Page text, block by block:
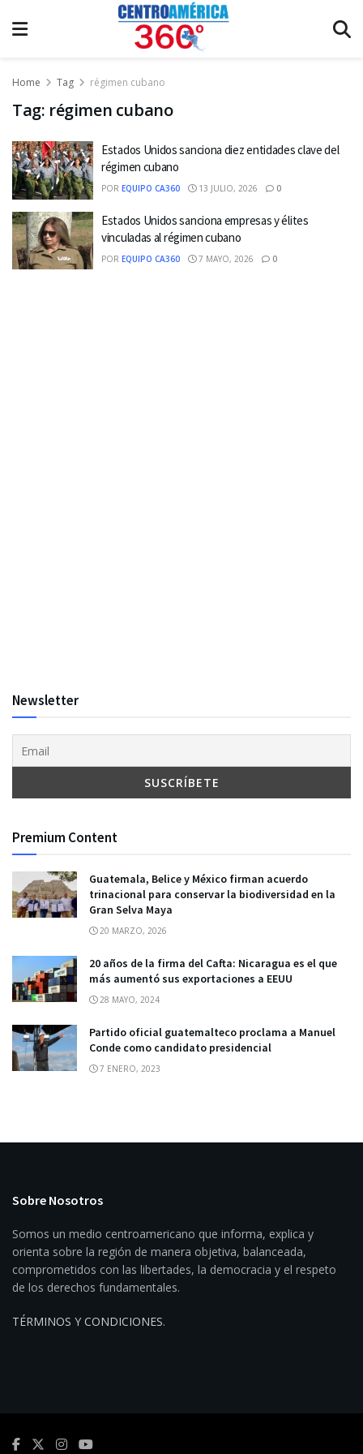
Home Tag régimen cubano
Tag: régimen cubano
Estados Unidos sanciona diez entidades clave del
régimen cubano
POR EQUIPO CA360 13 JULIO, 2026 0
Estados Unidos sanciona empresas y élites
vinculadas al régimen cubano
POR EQUIPO CA360 7 MAYO, 2026 0
Newsletter
Premium Content
Guatemala, Belice y México firman acuerdo
trinacional para conservar la biodiversidad en la
Gran Selva Maya
20 MARZO, 2026
20 años de la firma del Cafta: Nicaragua es el que
más aumentó sus exportaciones a EEUU
28 MAYO, 2024
Partido oficial guatemalteco proclama a Manuel
Conde como candidato presidencial
7 ENERO, 2023
Sobre Nosotros
Somos un medio centroamericano que informa, explica y
orienta sobre la región de manera objetiva, balanceada,
comprometidos con las libertades, la democracia y el respeto
de los derechos fundamentales.
TÉRMINOS Y CONDICIONES.